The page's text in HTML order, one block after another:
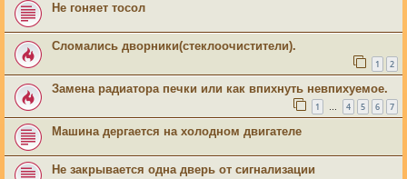
Не гоняет тосол
Сломались дворники(стеклоочистители).
1 2
Замена радиатора печки или как впихнуть невпихуемое.
1 … 4 5 6 7
Машина дергается на холодном двигателе
Не закрывается одна дверь от сигнализации